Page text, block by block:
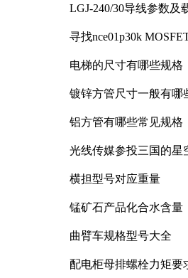
LGJ-240/30导线参数及
寻找nce01p30k
电梯的尺寸有哪些规格
镀锌方管尺寸一般有哪
铝方管有哪些常见规格
光线传媒参投三国的星
横担型号对应重量
锰矿石产品化合水含量
曲臂车规格型号大全
配电柜母排螺栓力矩要